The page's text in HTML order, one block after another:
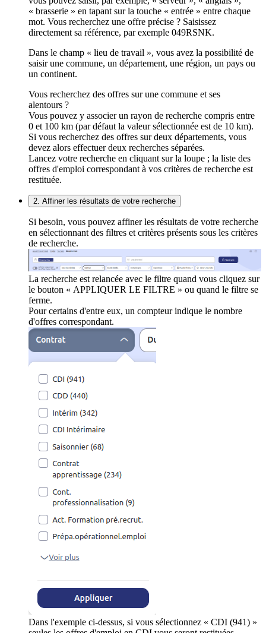
« brasserie » en tapant sur la touche « entrée » entre chaque
mot. Vous recherchez une offre précise ? Saisissez
directement sa référence, par exemple 049RSNK.
Dans le champ « lieu de travail », vous avez la possibilité de
saisir une commune, un département, une région, un pays ou
un continent.
Vous recherchez des offres sur une commune et ses
alentours ?
Vous pouvez y associer un rayon de recherche compris entre
0 et 100 km (par défaut la valeur sélectionnée est de 10 km).
Si vous recherchez des offres sur deux départements, vous
devez alors effectuer deux recherches séparées.
Lancez votre recherche en cliquant sur la loupe ; la liste des
offres d'emploi correspondant à vos critères de recherche est
restituée.
2. Affiner les résultats de votre recherche
Si besoin, vous pouvez affiner les résultats de votre recherche
en sélectionnant des filtres et critères présents sous les critères
de recherche.
La recherche est relancée avec le filtre quand vous cliquez sur
le bouton « APPLIQUER LE FILTRE » ou quand le filtre se
ferme.
Pour certains d'entre eux, un compteur indique le nombre
d'offres correspondant.
Dans l'exemple ci-dessus, si vous sélectionnez « CDI (941) »